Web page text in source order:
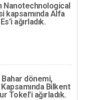
Nanotechnological
kapsamında Alfa
ağırladık.
Bahar dönemi,
Bilkent
Tokel'i ağırladık.